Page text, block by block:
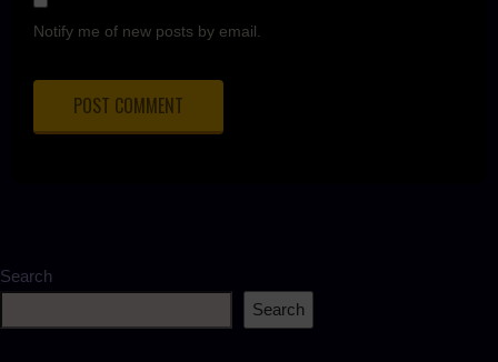
Notify me of new posts by email.
Search
Search